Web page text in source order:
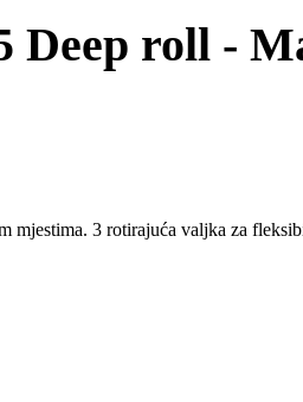
Deep roll -
3 rotirajuća valjka za